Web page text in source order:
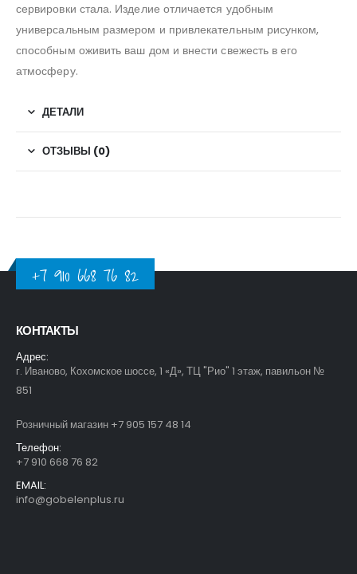
сервировки стала. Изделие отличается удобным
универсальным размером и привлекательным рисунком,
способным оживить ваш дом и внести свежесть в его
атмосферу.
ДЕТАЛИ
ОТЗЫВЫ (0)
+7 910 668 76 82
КОНТАКТЫ
Адрес:
г. Иваново, Кохомское шоссе, 1 «Д», ТЦ "Рио" 1 этаж, павильон №
851
Розничный магазин +7 905 157 48 14
Телефон:
+7 910 668 76 82
EMAIL:
info@gobelenplus.ru